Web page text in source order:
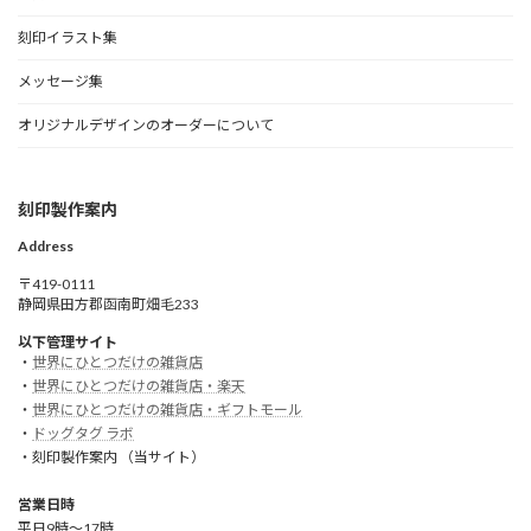
刻印イラスト集
メッセージ集
オリジナルデザインのオーダーについて
刻印製作案内
Address
〒419-0111
静岡県田方郡函南町畑毛233
以下管理サイト
・ 世界にひとつだけの雑貨店
・ 世界にひとつだけの雑貨店・楽天
・ 世界にひとつだけの雑貨店・ギフトモール
・ ドッグタグ ラボ
・刻印製作案内 （当サイト）
営業日時